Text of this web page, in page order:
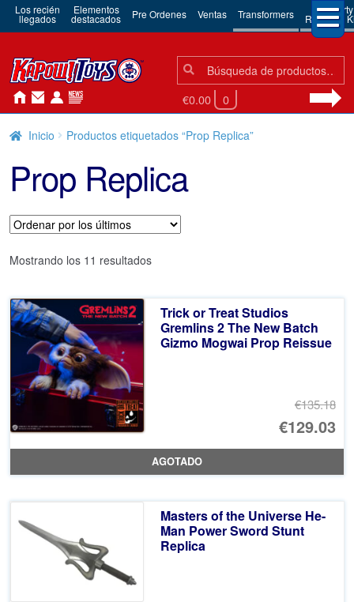
Los recién
llegados
Elementos
destacados Pre Ordenes Ventas Transformers 3rd Party
Robots &
Búsqueda:
Búsqueda
€0.00 0
Inicio Productos etiquetados “Prop Replica”
Prop Replica
Mostrando los 11 resultadosOrdenado
últimos
Trick or Treat Studios
Gremlins 2 The New Batch
Gizmo Mogwai Prop Reissue
€135.18
El
€129.03
El
AGOTADO
Masters of the Universe He-
Man Power Sword Stunt
Replica